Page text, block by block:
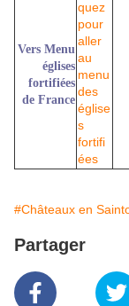
Vers Menu
églises
fortifiées
de France
#Châteaux en
Partager